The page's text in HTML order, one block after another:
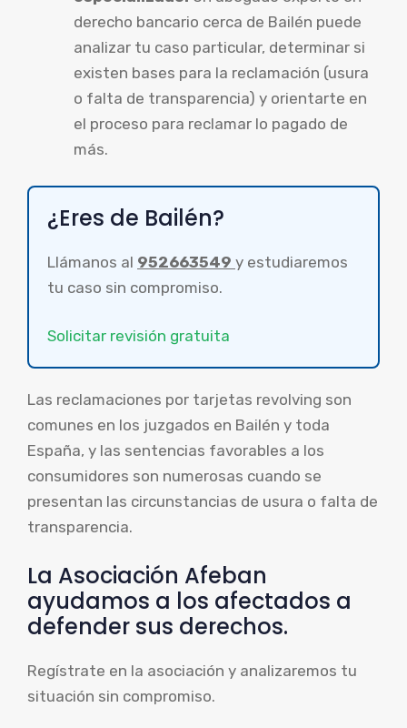
derecho bancario cerca de Bailén puede
analizar tu caso particular, determinar si
existen bases para la reclamación (usura
o falta de transparencia) y orientarte en
el proceso para reclamar lo pagado de
más.
¿Eres de Bailén?
Llámanos al 952663549 y estudiaremos
tu caso sin compromiso.
Solicitar revisión gratuita
Las reclamaciones por tarjetas revolving son
comunes en los juzgados en Bailén y toda
España, y las sentencias favorables a los
consumidores son numerosas cuando se
presentan las circunstancias de usura o falta de
transparencia.
La Asociación Afeban
ayudamos a los afectados a
defender sus derechos.
Regístrate en la asociación y analizaremos tu
situación sin compromiso.